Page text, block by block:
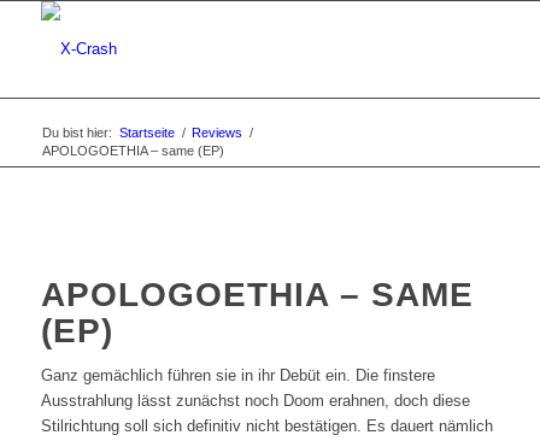
Du bist hier: Startseite / Reviews /
APOLOGOETHIA – same (EP)
APOLOGOETHIA – SAME
(EP)
Ganz gemächlich führen sie in ihr Debüt ein. Die finstere
Ausstrahlung lässt zunächst noch Doom erahnen, doch diese
Stilrichtung soll sich definitiv nicht bestätigen. Es dauert nämlich